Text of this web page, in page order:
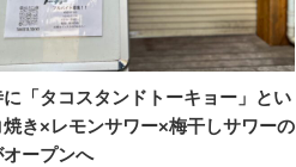
「タコスタンドトーキョー」とい
焼き×レモンサワー×梅干しサワーの
オープンへ